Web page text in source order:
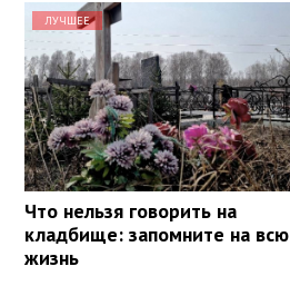
ЛУЧШЕЕ
Что нельзя говорить на
кладбище: запомните на всю
жизнь